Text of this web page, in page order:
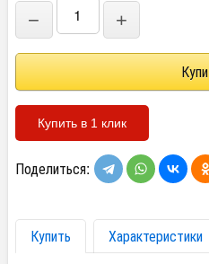
− +
Купить в 1 клик
Поделиться:
Купить
Характеристики